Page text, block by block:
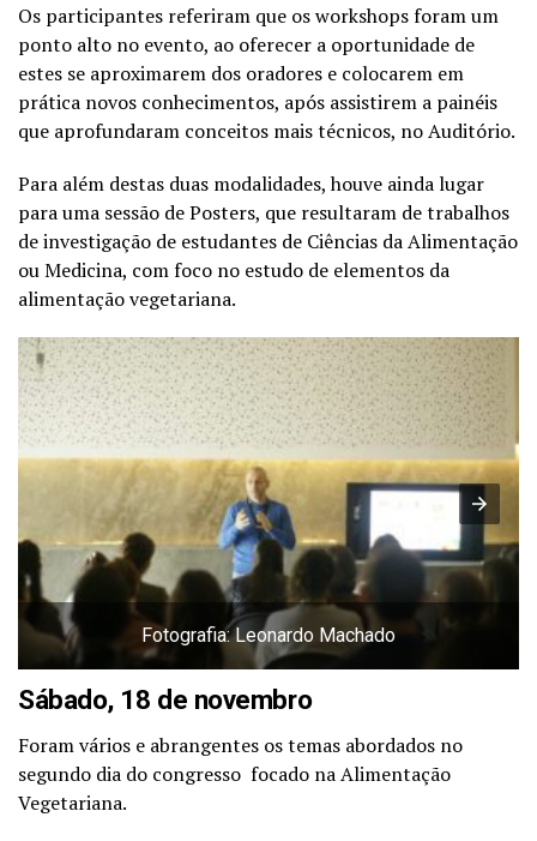
Os participantes referiram que os workshops foram um
ponto alto no evento, ao oferecer a oportunidade de
estes se aproximarem dos oradores e colocarem em
prática novos conhecimentos, após assistirem a painéis
que aprofundaram conceitos mais técnicos, no Auditório.
Para além destas duas modalidades, houve ainda lugar
para uma sessão de Posters, que resultaram de trabalhos
de investigação de estudantes de Ciências da Alimentação
ou Medicina, com foco no estudo de elementos da
alimentação vegetariana.
Fotografia: Leonardo Machado
Sábado, 18 de novembro
Foram vários e abrangentes os temas abordados no
segundo dia do congresso focado na Alimentação
Vegetariana.